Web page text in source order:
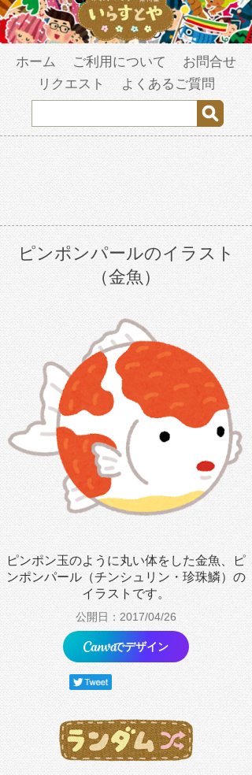
ホーム ご利用について
お問合せ
リクエスト
よくあるご質問
ピンポンパールのイラスト
（金魚）
ピンポン玉のように丸い体をした金魚、ピ
ンポンパール（チンシュリン・珍珠鱗）の
イラストです。
公開日：2017/04/26
でデザイン